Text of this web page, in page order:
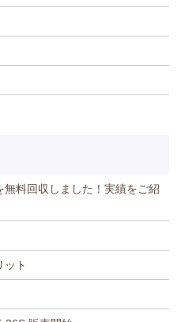
料回収しました！実績をご紹
ット